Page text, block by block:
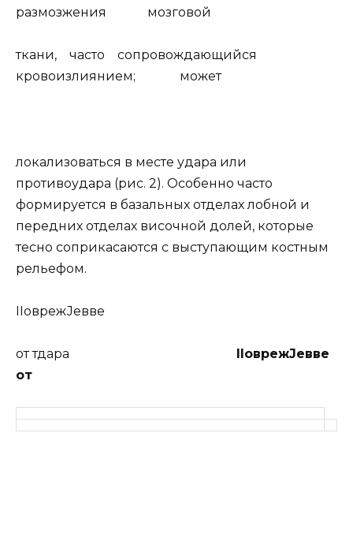
размозжения мозговой
ткани, часто сопровождающийся
кровоизлиянием; может
локализоваться в месте удара или
противоудара (рис. 2). Особенно часто
формируется в базальных отделах лобной и
передних отделах височной долей, которые
тесно соприкасаются с выступающим костным
рельефом.
ІІоврежЈевве
от тдара llоврежЈевве
от